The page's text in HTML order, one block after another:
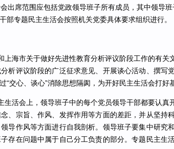
出席范围应包括党政领导班子所有成员，其中领导
部专题民主生活会按照机关党委具体要求组织进行。
海市关于做好先进性教育分析评议阶段工作的有关
析评议阶段的广泛征求意见、开展谈心活动、撰写
交心、谈心”消除思想隔阂，为开好民主生活会打好
活会上，领导班子中的每个党员领导干部都要认真
、宗旨、作风、发挥作用等方面的差距，并从坚持
导作风等方面进行自我剖析。领导班子要集中研究
存在问题中属于自己分工负责的部分。专题民主生